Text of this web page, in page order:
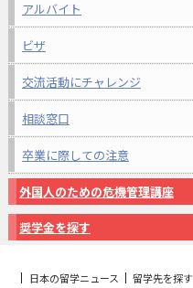
アルバイト
ビザ
交流活動にチャレンジ
相談窓口
卒業に際しての注意
外国人のための危機管理講座
奨学金を探す
日本の留学ニュース 留学先を探す